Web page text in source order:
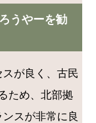
うやーを勧
が良く、古民
ため、北部拠
スが非常に良